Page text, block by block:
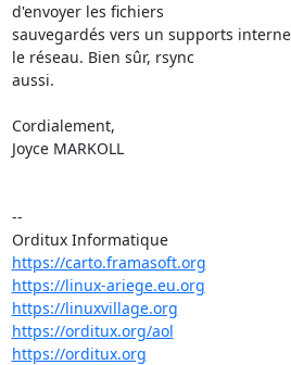
d'envoyer les fichiers
sauvegardés vers un supports
le réseau. Bien sûr, rsync
aussi.
Cordialement,
Joyce MARKOLL
--
Orditux Informatique
https://carto.framasoft.org
https://linux-ariege.eu.org
https://linuxvillage.org
https://orditux.org/aol
https://orditux.org